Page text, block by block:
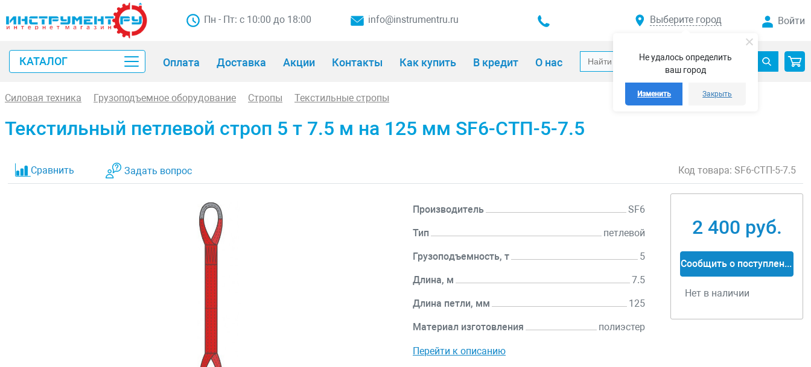
Не удалось определить
ваш город
Изменить Закрыть
Пн - Пт: с 10:00 до 18:00 info@instrumentru.ru Выберите город Войти
КАТАЛОГ Оплата Доставка Акции Контакты Как купить В кредит О нас
Силовая техника Грузоподъемное оборудование Стропы Текстильные стропы
Текстильный петлевой строп 5 т 7.5 м на 125 мм SF6-СТП-5-7.5
Сравнить Задать вопрос Код товара: SF6-СТП-5-7.5
Производитель SF6
Тип петлевой
Грузоподъемность, т 5
Длина, м 7.5
Длина петли, мм 125
Материал изготовления полиэстер
Перейти к описанию
2 400 руб.
Сообщить о поступлении
Нет в наличии